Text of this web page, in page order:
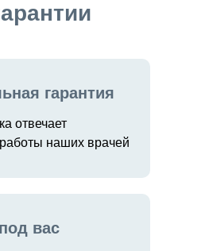
гарантия
отвечает
работы наших врачей
вас